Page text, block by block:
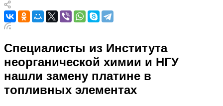
Специалисты из Института
неорганической химии и НГУ
нашли замену платине в
топливных элементах